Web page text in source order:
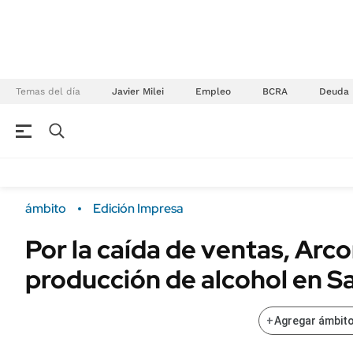
Temas del día Javier Milei Empleo BCRA Deuda
Campo
FINANZAS
Sustentabilidad
Seguros
POLÍTICA
ámbito Edición Impresa
Por la caída de ventas,
producción de alcohol en
+Agregar